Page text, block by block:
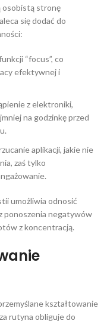
osobistą stronę
się dodać do
“focus”, co
efektywnej i
z elektroniki,
na godzinkę przed
aplikacji, jakie nie
zaś tylko
umożliwia odnosić
ponoszenia negatywów
z koncentracją.
kształtowanie
rutyna obliguje do